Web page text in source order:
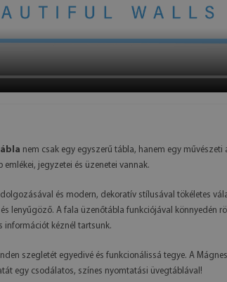
nem csak egy egyszerű tábla, hanem egy
jegyzetei és üzenetei vannak.
és modern, dekoratív stílusával tökéletes
lenyűgöző. A fala üzenőtábla funkciójával
információt kéznél tartsunk.
szegletét egyedivé és funkcionálissá tegye. A
egy csodálatos, színes nyomtatási üvegtáblával!